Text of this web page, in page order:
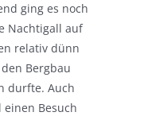
ging es noch
Nachtigall auf
relativ dünn
Bergbau
durfte. Auch
Besuch